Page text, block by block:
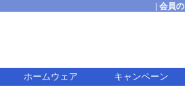
会員の
ホームウェア キャンペーン